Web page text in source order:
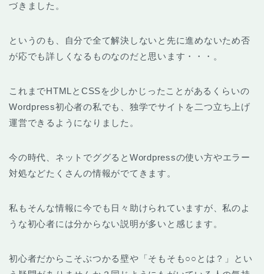
づきました。
というのも、自分で全て解決しないと先に進めないため否
が応でも詳しくなるものなのだと思います・・・。
これまでHTMLとCSSを少しかじったことがあるくらいの
Wordpress初心者の私でも、独学でサイトを二つ立ち上げ
運営できるようになりました。
今の時代、ネットでググるとWordpressの使い方やエラー
対処などたくさんの情報がでてきます。
私もそんな情報に今でも日々助けられていますが、私のよ
うな初心者には分からない説明が多いと感じます。
初心者だからこそぶつかる壁や「そもそも○○とは？」とい